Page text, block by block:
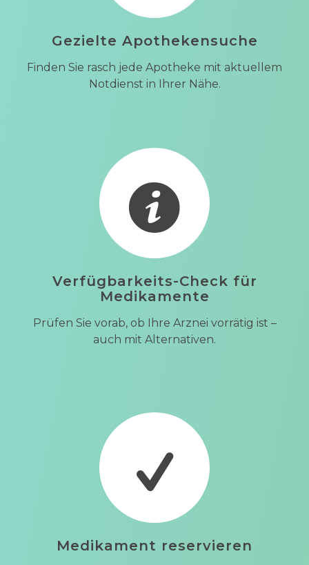
Gezielte Apothekensuche
Finden Sie rasch jede Apotheke mit aktuellem
Notdienst in Ihrer Nähe.
Verfügbarkeits-Check für
Medikamente
Prüfen Sie vorab, ob Ihre Arznei vorrätig ist –
auch mit Alternativen.
Medikament reservieren